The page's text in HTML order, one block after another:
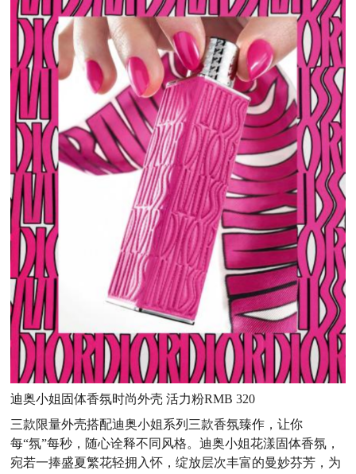
迪奥小姐固体香氛时尚外壳 活力粉RMB 320
三款限量外壳搭配迪奥小姐系列三款香氛臻作，让你
每“氛”每秒，随心诠释不同风格。迪奥小姐花漾固体香氛，
宛若一捧盛夏繁花轻拥入怀，绽放层次丰富的曼妙芬芳，为